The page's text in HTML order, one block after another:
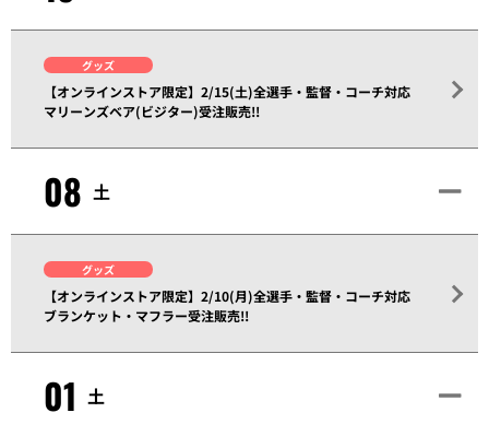
グッズ
【オンラインストア限定】2/15(土)全選手・監督・コーチ対応
マリーンズベア(ビジター)受注販売!!
08 土
グッズ
【オンラインストア限定】2/10(月)全選手・監督・コーチ対応
ブランケット・マフラー受注販売!!
01 土